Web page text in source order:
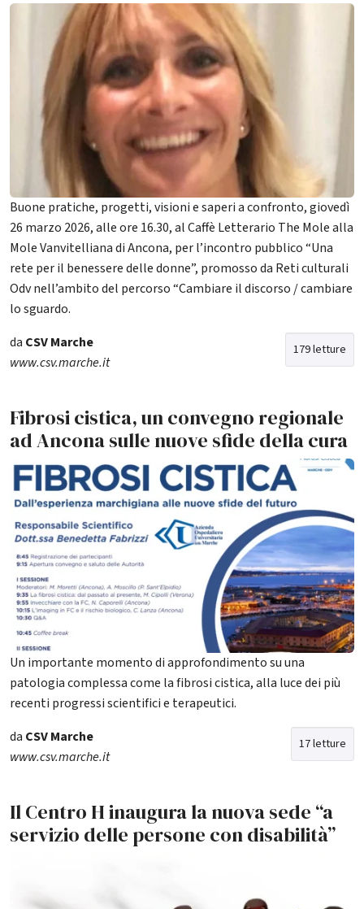
Buone pratiche, progetti, visioni e saperi a confronto, giovedì
26 marzo 2026, alle ore 16.30, al Caffè Letterario The Mole alla
Mole Vanvitelliana di Ancona, per l’incontro pubblico “Una
rete per il benessere delle donne”, promosso da Reti culturali
Odv nell’ambito del percorso “Cambiare il discorso / cambiare
lo sguardo.
179 letture
da CSV Marche
www.csv.marche.it
Fibrosi cistica, un convegno regionale
ad Ancona sulle nuove sfide della cura
Un importante momento di approfondimento su una
patologia complessa come la fibrosi cistica, alla luce dei più
recenti progressi scientifici e terapeutici.
17 letture
da CSV Marche
www.csv.marche.it
Il Centro H inaugura la nuova sede “a
servizio delle persone con disabilità”